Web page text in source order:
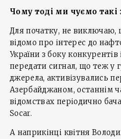
Чому тоді ми чуємо такі
Для початку, не виключаю,
відомо про інтерес до
України з боку конкурентів
передати сигнал, що теж у
джерела, активізувались
Азербайджаном, останнім
відомствах періодично
Socar.
А наприкінці квітня